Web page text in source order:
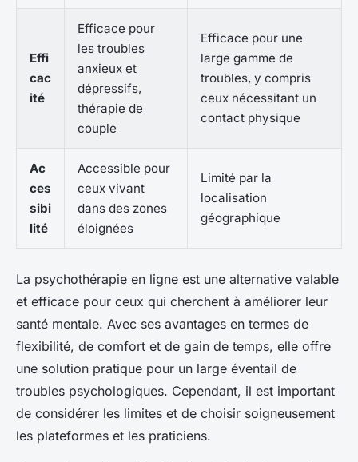
Effi
cac
ité
Efficace pour
les troubles
anxieux et
dépressifs,
thérapie de
couple
Efficace pour une
large gamme de
troubles, y compris
ceux nécessitant un
contact physique
Ac
ces
sibi
lité
Accessible pour
ceux vivant
dans des zones
éloignées
Limité par la
localisation
géographique
La psychothérapie en ligne est une alternative valable
et efficace pour ceux qui cherchent à améliorer leur
santé mentale. Avec ses avantages en termes de
flexibilité, de comfort et de gain de temps, elle offre
une solution pratique pour un large éventail de
troubles psychologiques. Cependant, il est important
de considérer les limites et de choisir soigneusement
les plateformes et les praticiens.